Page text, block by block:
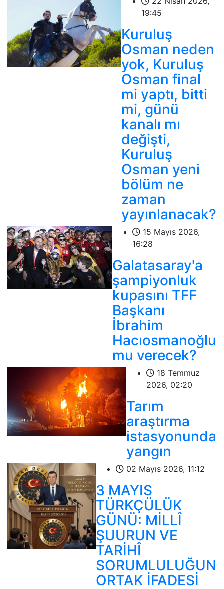
19:45
Kuruluş
Osman neden
yok, Kuruluş
Osman final
mi yaptı, bitti
mi, günü
kanalı mı
değişti,
Kuruluş
Osman yeni
bölüm ne
zaman
yayınlanacak?
15 Mayıs 2026,
16:28
Galatasaray'a
şampiyonluk
kupasını TFF
Başkanı
İbrahim
Hacıosmanoğlu
mu verecek?
18 Temmuz
2026, 02:20
Tarım
araştırma
istasyonunda
yangın
02 Mayıs 2026, 11:12
3 MAYIS
TÜRKÇÜLÜK
GÜNÜ: MİLLÎ
ŞUURUN VE
TARİHÎ
SORUMLULUĞUN
ORTAK İFADESİ